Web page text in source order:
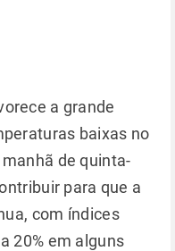
a grande
baixas no
de quinta-
para que a
com índices
20% em alguns